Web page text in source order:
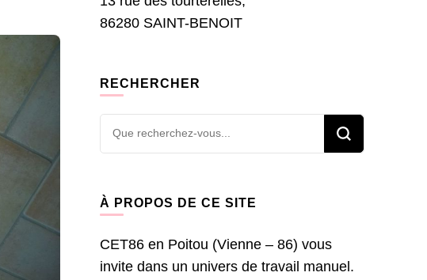
86280 SAINT-BENOIT
RECHERCHER
Vous
recherchiez
chose ?
À PROPOS DE CE SITE
CET86 en Poitou (Vienne – 86) vous
invite dans un univers de travail manuel.